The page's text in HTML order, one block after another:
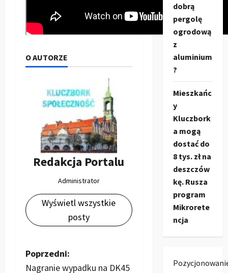
O AUTORZE
Redakcja Portalu
Administrator
Wyświetl wszystkie
posty
Z
Poprzedni:
Nagranie wypadku na DK45
dobrą
pergolę
ogrodową
z
aluminium
?
Mieszkańc
y
Kluczbork
a mogą
dostać do
8 tys. zł na
deszczów
kę. Rusza
program
Mikrorete
ncja